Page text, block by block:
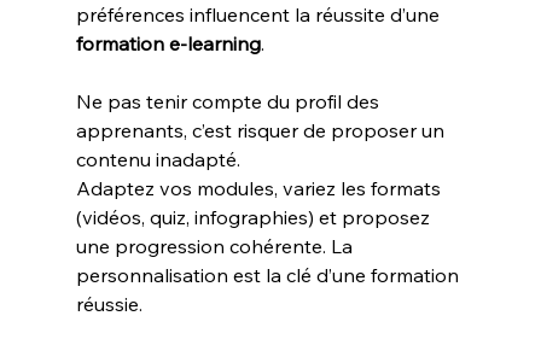
préférences influencent la réussite d’une
formation e-learning.
Ne pas tenir compte du profil des
apprenants, c’est risquer de proposer un
contenu inadapté.
Adaptez vos modules, variez les formats
(vidéos, quiz, infographies) et proposez
une progression cohérente. La
personnalisation est la clé d’une formation
réussie.